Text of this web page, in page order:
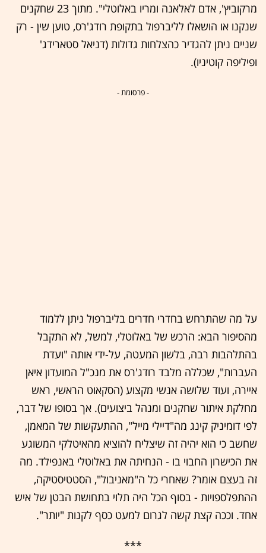
מרקוביץ', אדם לאלאנה ומריו באלוטלי". מתוך 23 שחקנים
שנקנו או הושאלו לליברפול בתקופת רודג'רס, טוען שין - רק
שניים ניתן להגדיר כהצלחות גדולות (דניאל סטארידג'
ופיליפה קוטיניו).
- פרסומת -
על מה שהתרחש בחדרי חדרים בליברפול ניתן ללמוד
מהסיפור הבא: הרכש של באלוטלי, למשל, לא התקבל
בהתלהבות רבה, בלשון המעטה, על-ידי אותה "ועדת
העברות", שכללה מלבד רודג'רס את מנכ"ל המועדון איאן
איירה, ועוד שלושה אנשי מקצוע (הסקאוט הראשי, ראש
מחלקת איתור שחקנים ומנהל ביצועים). אך בסופו של דבר,
לפי דומיניק קינג מה"דיילי מייל", ההתעקשות של המאמן,
שחשב כי הוא יהיה זה שיצליח להוציא מהאיטלקי המשוגע
את הכישרון החבוי בו - הנחיתה את באלוטלי באנפילד. מה
זה בעצם אומר? שאחרי כל ה"מאניבול", הסטטיסטיקה,
ההתפלספויות - בסוף הכל היה תלוי בתחושת הבטן של איש
אחד. וככה קצת קשה לגרום למעט כסף לקנות "יותר".
***